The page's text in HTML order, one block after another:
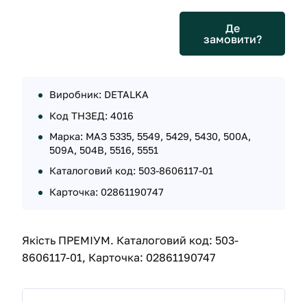
Де
замовити?
Виробник: DETALKA
Код ТНЗЕД: 4016
Марка: МАЗ 5335, 5549, 5429, 5430, 500А,
509А, 504В, 5516, 5551
Каталоговий код: 503-8606117-01
Карточка: 02861190747
Якість ПРЕМІУМ. Каталоговий код: 503-
8606117-01, Карточка: 02861190747